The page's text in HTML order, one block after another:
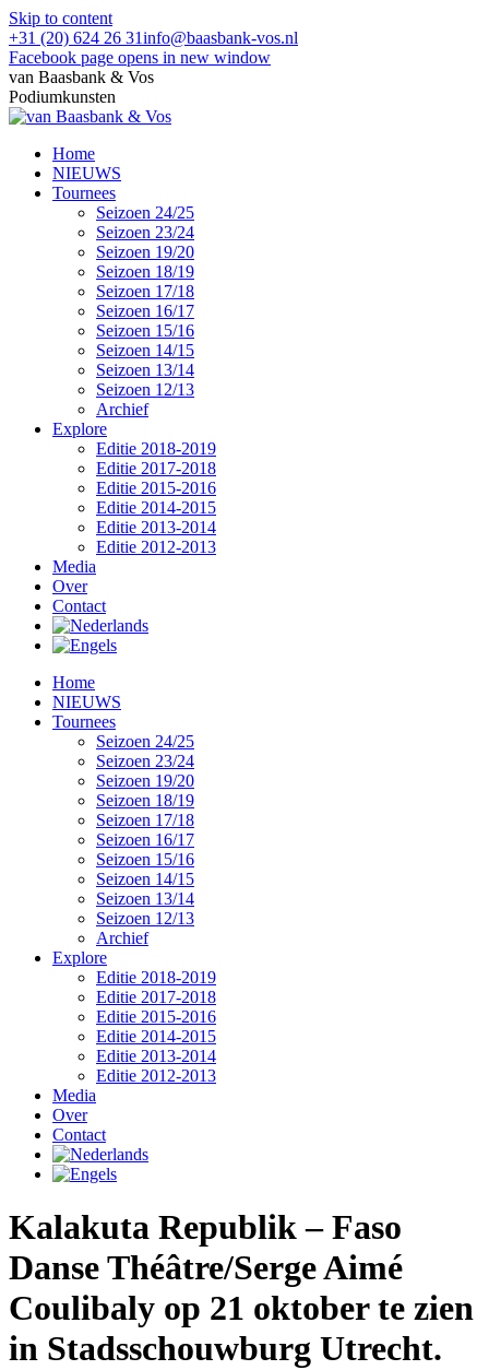
Skip to content
+31 (20) 624 26 31info@baasbank-vos.nl
Facebook page opens in new window
van Baasbank & Vos
Podiumkunsten
Home
NIEUWS
Tournees
Seizoen 24/25
Seizoen 23/24
Seizoen 19/20
Seizoen 18/19
Seizoen 17/18
Seizoen 16/17
Seizoen 15/16
Seizoen 14/15
Seizoen 13/14
Seizoen 12/13
Archief
Explore
Editie 2018-2019
Editie 2017-2018
Editie 2015-2016
Editie 2014-2015
Editie 2013-2014
Editie 2012-2013
Media
Over
Contact
Home
NIEUWS
Tournees
Seizoen 24/25
Seizoen 23/24
Seizoen 19/20
Seizoen 18/19
Seizoen 17/18
Seizoen 16/17
Seizoen 15/16
Seizoen 14/15
Seizoen 13/14
Seizoen 12/13
Archief
Explore
Editie 2018-2019
Editie 2017-2018
Editie 2015-2016
Editie 2014-2015
Editie 2013-2014
Editie 2012-2013
Media
Over
Contact
Kalakuta Republik – Faso
Danse Théâtre/Serge Aimé
Coulibaly op 21 oktober te zien
in Stadsschouwburg Utrecht.